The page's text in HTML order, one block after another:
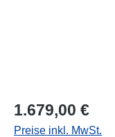
Regulärer Preis:
1.679,00 €
Preise inkl. MwSt.